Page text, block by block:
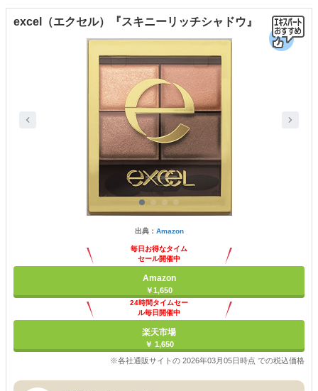
excel（エクセル）『スキニーリッチシャドウ』
出典： Amazon
毎日お得なタイム
セール開催中
Amazon
￥1,650
24時間タイムセー
ル毎日開催中
楽天市場
￥ 1,650
※各社通販サイトの 2026年03月05日時点 での税込価格